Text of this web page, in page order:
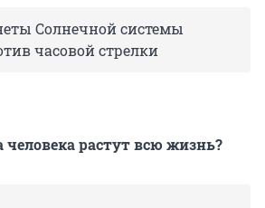
Солнечной системы
часовой стрелки
человека растут всю жизнь?